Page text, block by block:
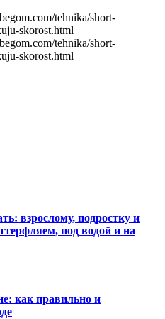
tehnika/short-
skorost.html
tehnika/short-
skorost.html
взрослому, подростку и
под водой и на
как правильно и